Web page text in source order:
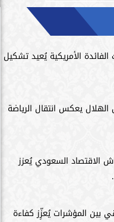
الأمريكية يُعيد تشكيل
يعكس انتقال الرياضة
الاقتصاد السعودي يُعزز
بين المؤشرات يُعزِّز كفاءة